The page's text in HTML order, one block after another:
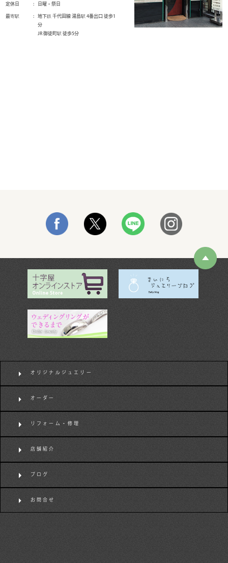
定休日
日曜・祭日
最寄駅
地下鉄 千代田線 湯島駅 4番出口 徒歩1
分
JR 御徒町駅 徒歩5分
オリジナルジュエリー
オーダー
リフォーム・修理
店舗紹介
ブログ
お問合せ